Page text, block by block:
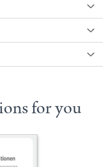
for you